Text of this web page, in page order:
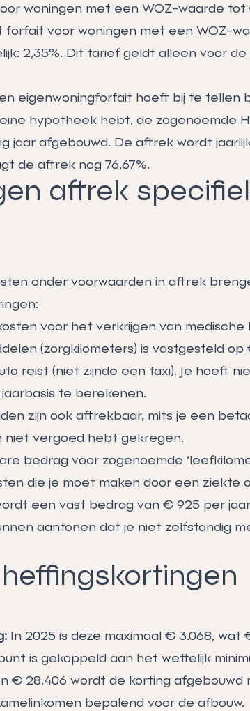
woningen met een WOZ-waarde tot
forfait voor woningen met een WOZ-
2,35%. Dit tarief geldt alleen voor
eigenwoningforfait hoeft bij te tellen
hypotheek hebt, de zogenoemde
jaar afgebouwd. De aftrek wordt
de aftrek nog 76,67%.
aftrek
onder voorwaarden in aftrek
voor het verkrijgen van medische
(zorgkilometers) is vastgesteld op
reist (niet zijnde een taxi). Je hoeft
te berekenen.
zijn ook aftrekbaar, mits je een
niet vergoed hebt gekregen.
bedrag voor zogenoemde
die je moet maken door een ziekte
een vast bedrag van € 925 per
aantonen dat je niet zelfstandig
In 2025 is deze maximaal € 3.068, wat
is gekoppeld aan het wettelijk
€ 28.406 wordt de korting afgebouwd
bepalend voor de afbouw.